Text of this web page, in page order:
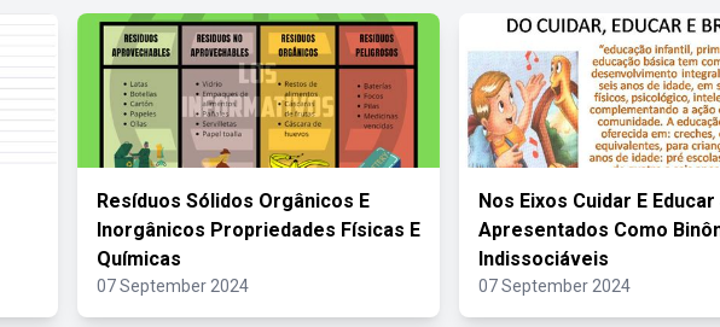
Resíduos Sólidos Orgânicos E
Inorgânicos Propriedades Físicas E
Químicas
07 September 2024
Nos Eixos Cuidar E Educar
Apresentados Como
Indissociáveis
07 September 2024